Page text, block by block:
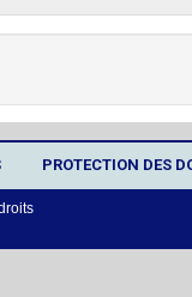
PROTECTION DES